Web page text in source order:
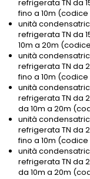
refrigerata TN da
fino a 10m (codice
unità
refrigerata TN da
10m a 20m
unità
refrigerata TN da
fino a 10m (codice
unità
refrigerata TN da
da 10m a 20m
unità
refrigerata TN da
fino a 10m (codice
unità
refrigerata TN da
da 10m a 20m